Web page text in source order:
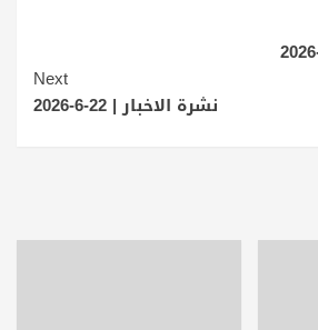
Next
نشرة الاخبار | 22-6-2026